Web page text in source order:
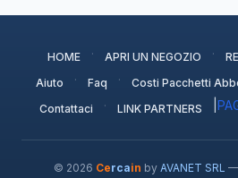
HOME · APRI UN NEGOZIO ·
Aiuto · Faq · Costi Pacchetti
Contattaci · LINK PARTNERS
© 2026 Cercain by AVANET SRL —